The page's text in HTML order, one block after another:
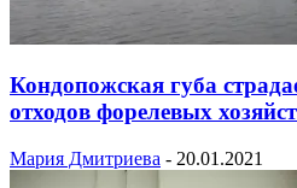
Кондопожская губа
отходов форелевых
Мария Дмитриева - 20.01.2021